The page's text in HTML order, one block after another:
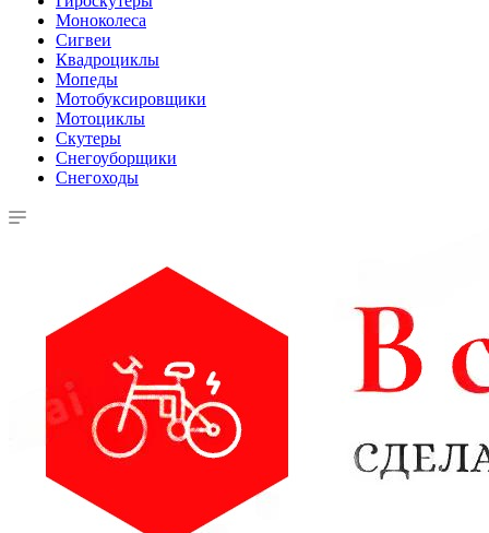
Моноколеса
Сигвеи
Квадроциклы
Мопеды
Мотобуксировщики
Мотоциклы
Скутеры
Снегоуборщики
Снегоходы